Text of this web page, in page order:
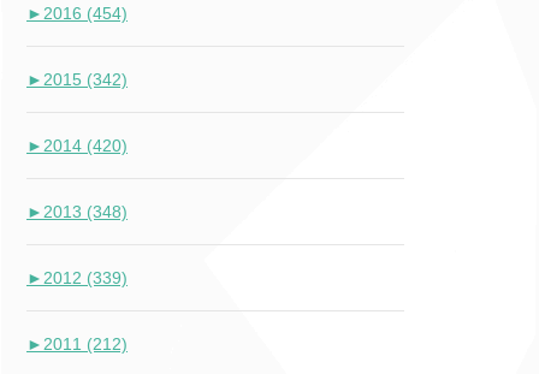
► 2016 (454)
► 2015 (342)
► 2014 (420)
► 2013 (348)
► 2012 (339)
► 2011 (212)